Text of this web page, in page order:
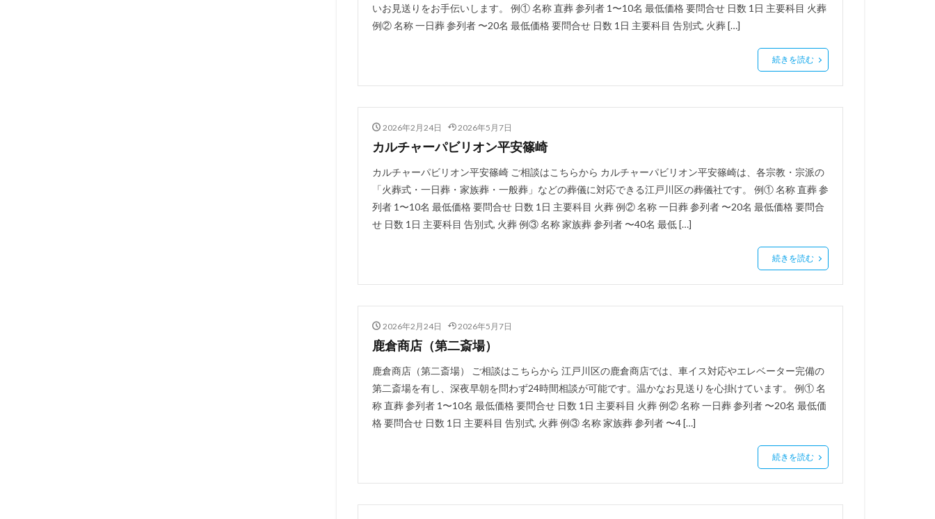
いお見送りをお手伝いします。 例① 名称 直葬 参列者 1〜10名 最低価格 要問合せ 日数 1日 主要科目 火葬
例② 名称 一日葬 参列者 〜20名 最低価格 要問合せ 日数 1日 主要科目 告別式, 火葬 […]
続きを読む
2026年2月24日 2026年5月7日
カルチャーパビリオン平安篠崎
カルチャーパビリオン平安篠崎 ご相談はこちらから カルチャーパビリオン平安篠崎は、各宗教・宗派の
「火葬式・一日葬・家族葬・一般葬」などの葬儀に対応できる江戸川区の葬儀社です。 例① 名称 直葬 参
列者 1〜10名 最低価格 要問合せ 日数 1日 主要科目 火葬 例② 名称 一日葬 参列者 〜20名 最低価格 要問合
せ 日数 1日 主要科目 告別式, 火葬 例③ 名称 家族葬 参列者 〜40名 最低 […]
続きを読む
2026年2月24日 2026年5月7日
鹿倉商店（第二斎場）
鹿倉商店（第二斎場） ご相談はこちらから 江戸川区の鹿倉商店では、車イス対応やエレベーター完備の
第二斎場を有し、深夜早朝を問わず24時間相談が可能です。温かなお見送りを心掛けています。 例① 名
称 直葬 参列者 1〜10名 最低価格 要問合せ 日数 1日 主要科目 火葬 例② 名称 一日葬 参列者 〜20名 最低価
格 要問合せ 日数 1日 主要科目 告別式, 火葬 例③ 名称 家族葬 参列者 〜4 […]
続きを読む